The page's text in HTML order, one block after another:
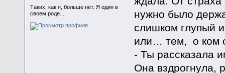
Таких, как я, больше нет. Я один в
своем роде...
нужно было
слишком глупый
или… тем, о ком
- Ты рассказала
Она вздрогнула,